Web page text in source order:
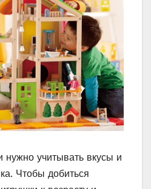
нужно учитывать вкусы и
Чтобы добиться